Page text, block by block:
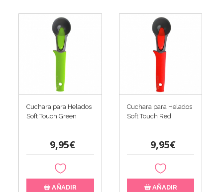
Cuchara para Helados
Soft Touch Green
9,95€
AÑADIR
Cuchara para Helados
Soft Touch Red
9,95€
AÑADIR